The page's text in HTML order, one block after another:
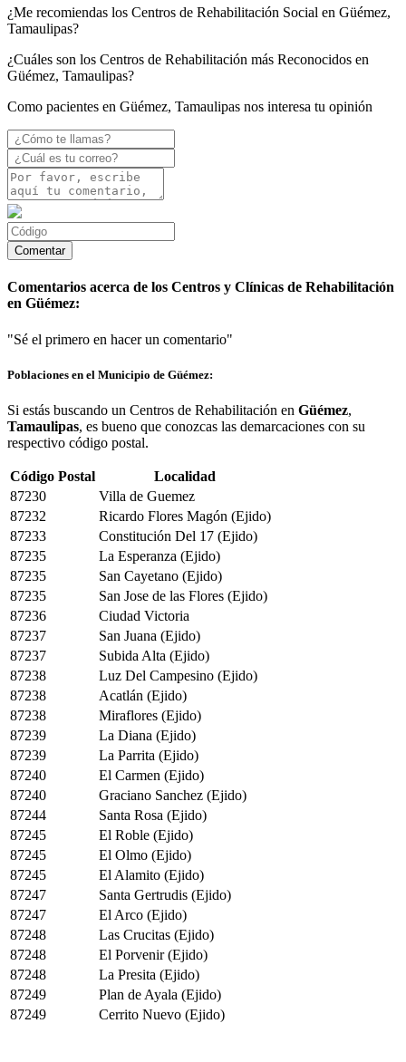
¿Me recomiendas los Centros de Rehabilitación Social en Güémez,
Tamaulipas?
¿Cuáles son los Centros de Rehabilitación más Reconocidos en
Güémez, Tamaulipas?
Como pacientes en Güémez, Tamaulipas nos interesa tu opinión
Comentarios acerca de los Centros y Clínicas de Rehabilitación
en Güémez:
"Sé el primero en hacer un comentario"
Poblaciones en el Municipio de Güémez:
Si estás buscando un Centros de Rehabilitación en Güémez,
Tamaulipas, es bueno que conozcas las demarcaciones con su
respectivo código postal.
Código Postal
Localidad
87230
Villa de Guemez
87232
Ricardo Flores Magón (Ejido)
87233
Constitución Del 17 (Ejido)
87235
La Esperanza (Ejido)
87235
San Cayetano (Ejido)
87235
San Jose de las Flores (Ejido)
87236
Ciudad Victoria
87237
San Juana (Ejido)
87237
Subida Alta (Ejido)
87238
Luz Del Campesino (Ejido)
87238
Acatlán (Ejido)
87238
Miraflores (Ejido)
87239
La Diana (Ejido)
87239
La Parrita (Ejido)
87240
El Carmen (Ejido)
87240
Graciano Sanchez (Ejido)
87244
Santa Rosa (Ejido)
87245
El Roble (Ejido)
87245
El Olmo (Ejido)
87245
El Alamito (Ejido)
87247
Santa Gertrudis (Ejido)
87247
El Arco (Ejido)
87248
Las Crucitas (Ejido)
87248
El Porvenir (Ejido)
87248
La Presita (Ejido)
87249
Plan de Ayala (Ejido)
87249
Cerrito Nuevo (Ejido)